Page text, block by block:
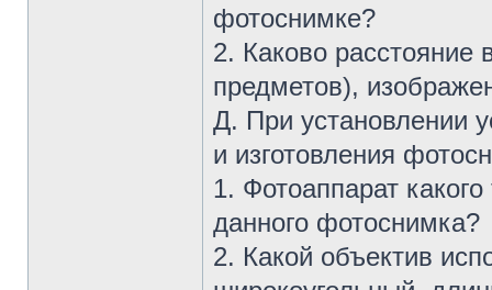
фотоснимке?
2. Каково
предметов),
Д. При установлении
и изготовления
1. Фотоаппарат
данного фотоснимка?
2. Какой объектив